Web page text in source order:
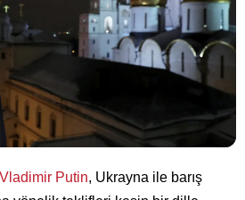
Vladimir Putin, Ukrayna ile barış